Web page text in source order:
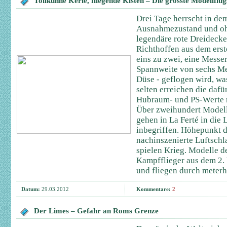
Drei Tage herrscht in
Ausnahmezustand und
legendäre rote
Richthoffen aus dem
eins zu zwei, eine
Spannweite von sechs
Düse - geflogen wird,
selten erreichen die
Hubraum- und PS-
Über zweihundert
gehen in La Ferté in die
inbegriffen. Höhepunkt
nachinszenierte
spielen Krieg. Modelle
Kampfflieger aus dem
und fliegen durch
Datum: 29.03.2012 Kommentare: 2
Der Limes – Gefahr an Roms Grenze